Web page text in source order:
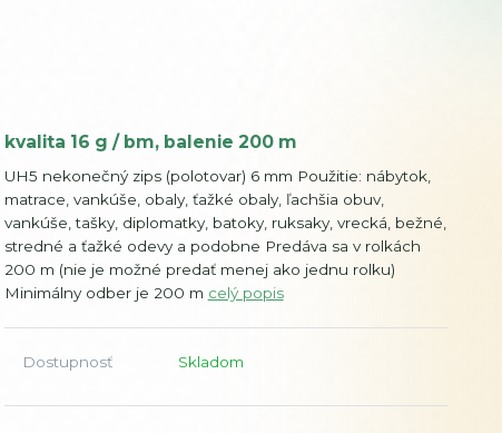
kvalita 16 g / bm, balenie 200 m
UH5 nekonečný zips (polotovar) 6 mm Použitie: nábytok,
matrace, vankúše, obaly, ťažké obaly, ľachšia obuv,
vankúše, tašky, diplomatky, batoky, ruksaky, vrecká, bežné,
stredné a ťažké odevy a podobne Predáva sa v rolkách
200 m (nie je možné predať menej ako jednu rolku)
Minimálny odber je 200 m celý popis
Dostupnosť Skladom